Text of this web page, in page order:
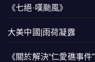
《七絕·嘆颱風》
大美中國|雨荷凝露
《關於解決“仁愛礁事件